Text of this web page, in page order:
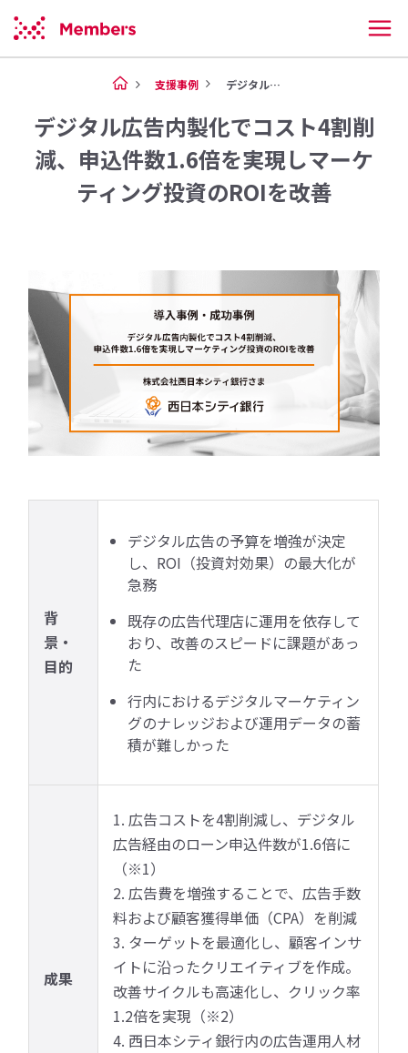
支援事例 デジタル広告内製化でコスト4割...
デジタル広告内製化でコスト4割削
減、申込件数1.6倍を実現しマーケ
ティング投資のROIを改善
背
景・
目的
デジタル広告の予算を増強が決定
し、ROI（投資対効果）の最大化が
急務
既存の広告代理店に運用を依存して
おり、改善のスピードに課題があっ
た
行内におけるデジタルマーケティン
グのナレッジおよび運用データの蓄
積が難しかった
成果
1. 広告コストを4割削減し、デジタル
広告経由のローン申込件数が1.6倍に
（※1）
2. 広告費を増強することで、広告手数
料および顧客獲得単価（CPA）を削減
3. ターゲットを最適化し、顧客インサ
イトに沿ったクリエイティブを作成。
改善サイクルも高速化し、クリック率
1.2倍を実現（※2）
4. 西日本シティ銀行内の広告運用人材